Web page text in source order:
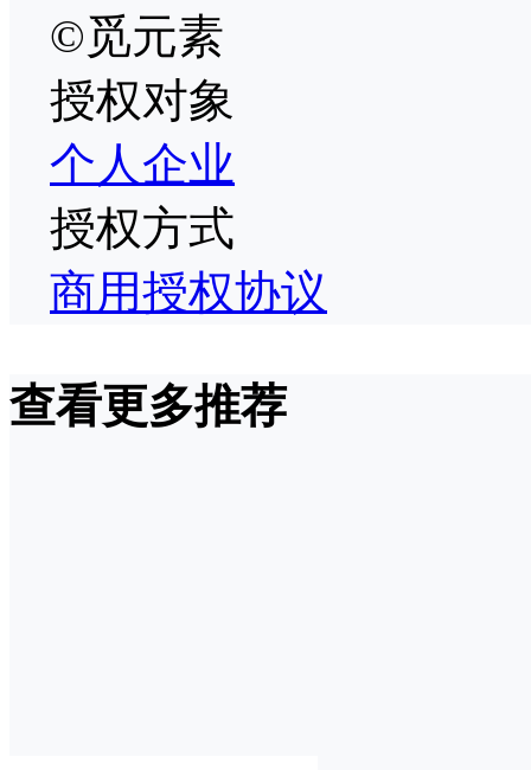
©觅元素
授权对象
个人企业
授权方式
商用授权协议
查看更多推荐